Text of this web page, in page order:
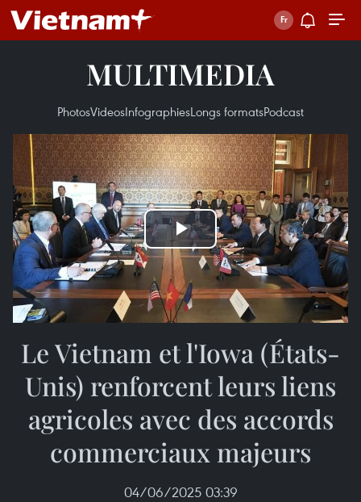
MULTIMEDIA
PhotosVideosInfographiesLongs formatsPodcast
Play
Video
Le Vietnam et l'Iowa (États-
Unis) renforcent leurs liens
agricoles avec des accords
commerciaux majeurs
04/06/2025 03:39